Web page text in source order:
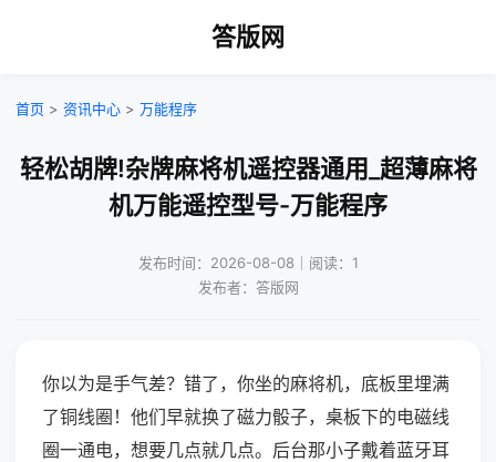
答版网
首页 > 资讯中心 > 万能程序
轻松胡牌!杂牌麻将机遥控器通用_超薄麻将
机万能遥控型号-万能程序
发布时间：2026-08-08｜阅读：1
发布者：答版网
你以为是手气差？错了，你坐的麻将机，底板里埋满
了铜线圈！他们早就换了磁力骰子，桌板下的电磁线
圈一通电，想要几点就几点。后台那小子戴着蓝牙耳